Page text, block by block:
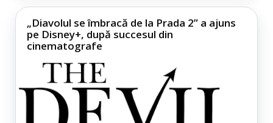
„Diavolul se îmbracă de la Prada 2” a ajuns
pe Disney+, după succesul din
cinematografe